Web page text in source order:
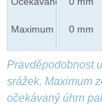
Maximum 0 mm
Pravděpodobnost
srážek. Maximum
očekávaný úhrn